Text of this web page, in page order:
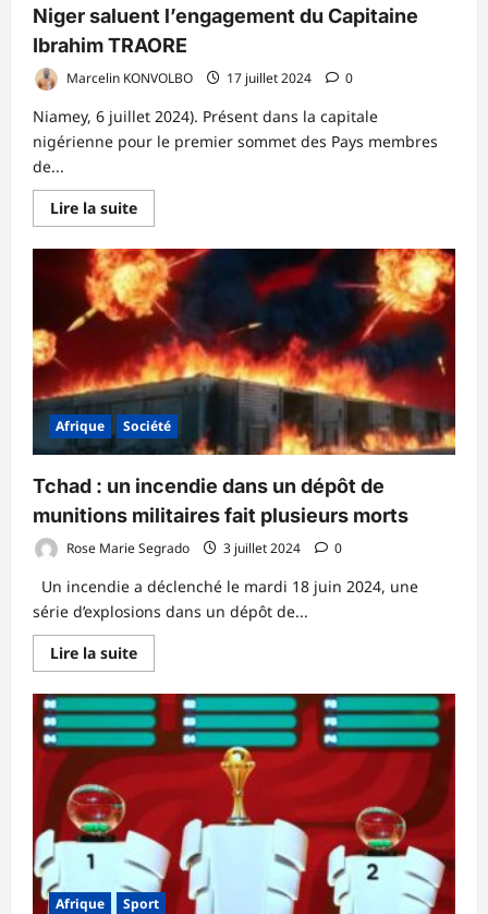
Niger saluent l’engagement du Capitaine
Ibrahim TRAORE
Marcelin KONVOLBO 17 juillet 2024 0
Niamey, 6 juillet 2024). Présent dans la capitale
nigérienne pour le premier sommet des Pays membres
de...
Lire la suiteEn
savoir
sur
Conduite
de
la
Transition
les
Burkinabè
du
Niger
saluent
l’engagement
du
Capitaine
TRAORE
Afrique Société
Tchad : un incendie dans un dépôt de
munitions militaires fait plusieurs morts
Rose Marie Segrado 3 juillet 2024 0
Un incendie a déclenché le mardi 18 juin 2024, une
série d’explosions dans un dépôt de...
Lire la suiteEn
savoir
sur
Tchad
:
un
incendie
dans
un
dépôt
de
munitions
militaires
fait
plusieurs
morts
Afrique Sport